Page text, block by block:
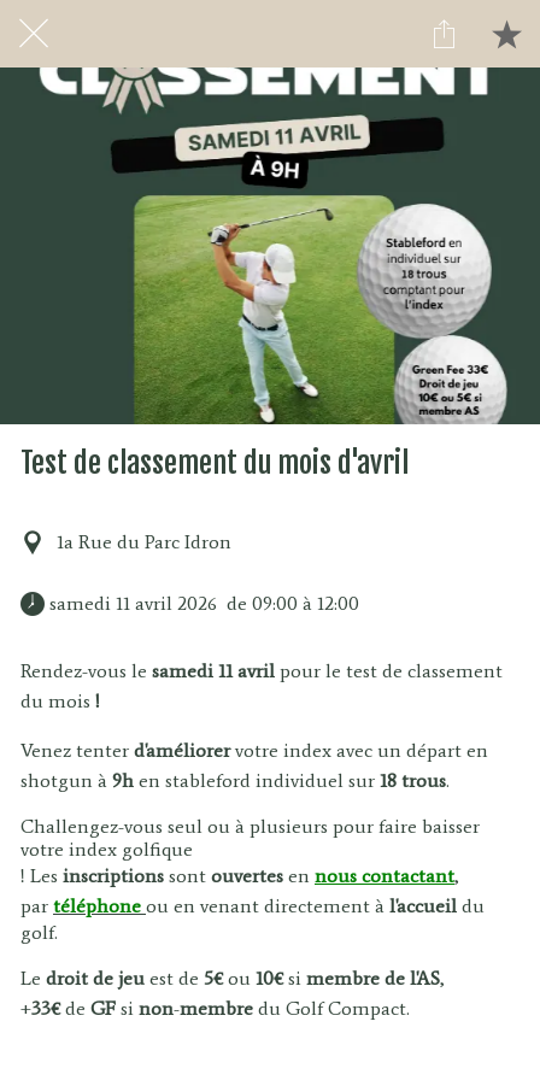
Test de classement du mois d'avril
1a Rue du Parc Idron
samedi 11 avril 2026  de 09:00 à 12:00
Rendez-vous le samedi 11 avril pour le test de classement
du mois !
Venez tenter d'améliorervotre index avec un départ en
shotgun à 9h en stableford individuel sur 18 trous.
Challengez-vous seul ou à plusieurs pour faire baisser
votre index golfique
! Les inscriptions sont ouvertes en nous contactant,
par téléphone ou en venant directement à l'accueil du
golf.
Le droit de jeu est de 5€ou 10€si membre de l'AS,
+33€de GF si non-membre du Golf Compact.